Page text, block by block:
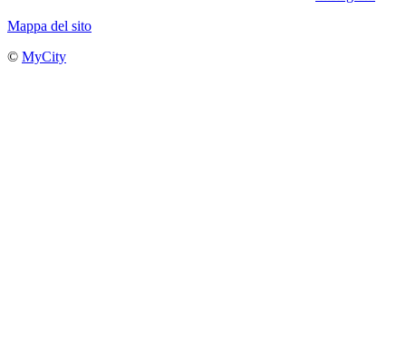
Mappa del sito
© MyCity